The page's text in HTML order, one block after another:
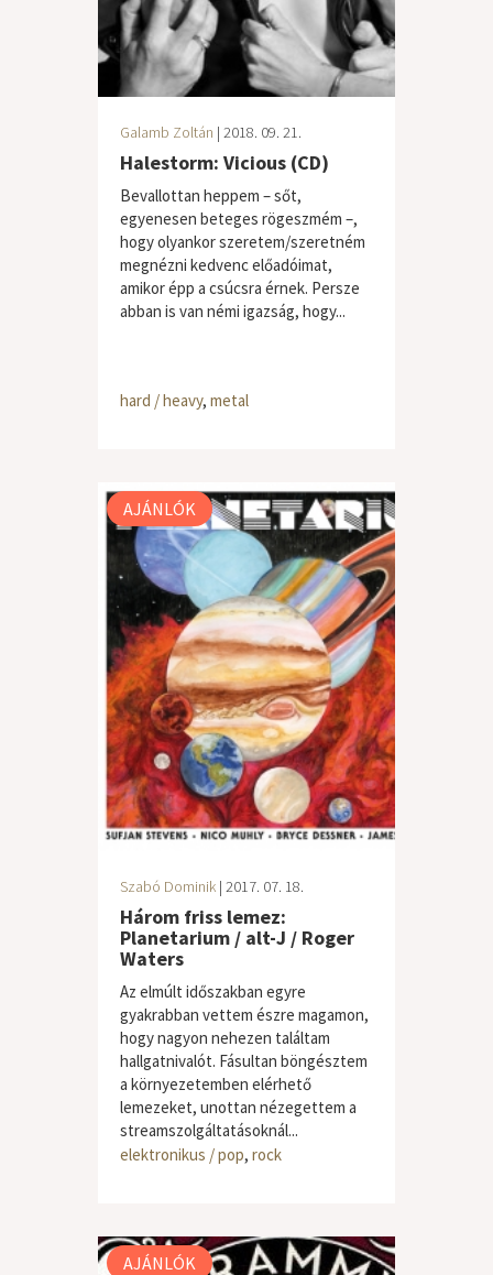
Galamb Zoltán | 2018. 09. 21.
Halestorm: Vicious (CD)
Bevallottan heppem – sőt,
egyenesen beteges rögeszmém –,
hogy olyankor szeretem/szeretném
megnézni kedvenc előadóimat,
amikor épp a csúcsra érnek. Persze
abban is van némi igazság, hogy...
hard / heavy, metal
AJÁNLÓK
Szabó Dominik | 2017. 07. 18.
Három friss lemez:
Planetarium / alt-J / Roger
Waters
Az elmúlt időszakban egyre
gyakrabban vettem észre magamon,
hogy nagyon nehezen találtam
hallgatnivalót. Fásultan böngésztem
a környezetemben elérhető
lemezeket, unottan nézegettem a
streamszolgáltatásoknál...
elektronikus / pop, rock
AJÁNLÓK